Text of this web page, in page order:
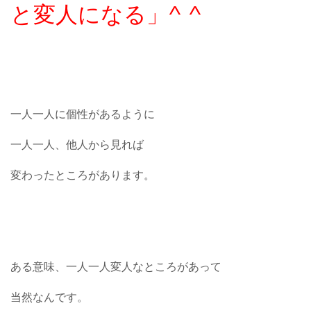
と変人になる」^ ^
一人一人に個性があるように
一人一人、他人から見れば
変わったところがあります。
ある意味、一人一人変人なところがあって
当然なんです。